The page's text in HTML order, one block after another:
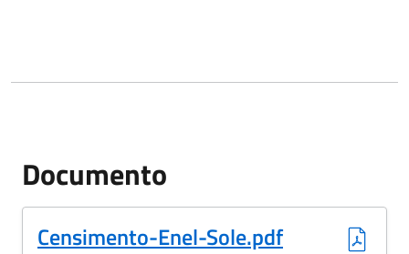
Documento
Censimento-Enel-Sole.pdf
(Formato PDF, 0.11 MB)